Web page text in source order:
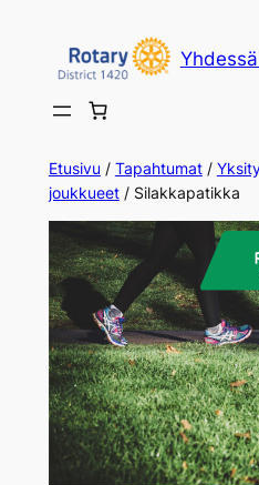
Etusivu / Tapahtumat/
joukkueet/ Silakkapatikka